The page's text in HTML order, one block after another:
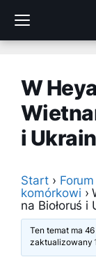
treści
W
i
Start › Forum
komórkowi ›
na Biołoruś i
Ten temat ma
zaktualizowany